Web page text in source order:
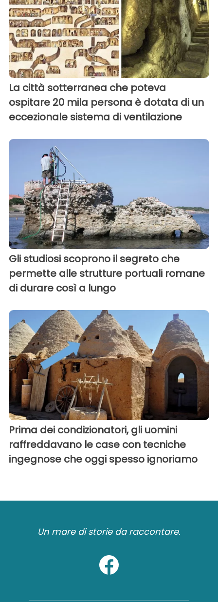
La città sotterranea che poteva
ospitare 20 mila persona è dotata di un
eccezionale sistema di ventilazione
Gli studiosi scoprono il segreto che
permette alle strutture portuali romane
di durare così a lungo
Prima dei condizionatori, gli uomini
raffreddavano le case con tecniche
ingegnose che oggi spesso ignoriamo
Un mare di storie da raccontare.